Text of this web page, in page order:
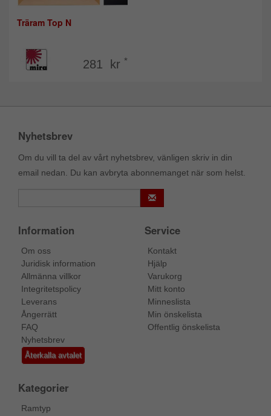
Träram Top N
281 kr *
Nyhetsbrev
Om du vill ta del av vårt nyhetsbrev, vänligen skriv in din
email nedan. Du kan avbryta abonnemanget när som helst.
Information
Om oss
Juridisk information
Allmänna villkor
Integritetspolicy
Leverans
Ångerrätt
FAQ
Nyhetsbrev
Återkalla avtalet
Service
Kontakt
Hjälp
Varukorg
Mitt konto
Minneslista
Min önskelista
Offentlig önskelista
Kategorier
Ramtyp